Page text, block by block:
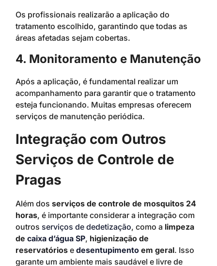
Os profissionais realizarão a aplicação do
tratamento escolhido, garantindo que todas as
áreas afetadas sejam cobertas.
4. Monitoramento e Manutenção
Após a aplicação, é fundamental realizar um
acompanhamento para garantir que o tratamento
esteja funcionando. Muitas empresas oferecem
serviços de manutenção periódica.
Integração com Outros
Serviços de Controle de
Pragas
Além dos serviços de controle de mosquitos 24
horas, é importante considerar a integração com
outros serviços de dedetização, como a limpeza
de caixa d’água SP, higienização de
reservatórios e desentupimento em geral. Isso
garante um ambiente mais saudável e livre de